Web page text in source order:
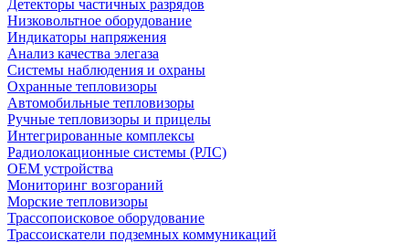
Детекторы частичных разрядов
Низковольтное оборудование
Индикаторы напряжения
Анализ качества элегаза
Системы наблюдения и охраны
Охранные тепловизоры
Автомобильные тепловизоры
Ручные тепловизоры и прицелы
Интегрированные комплексы
Радиолокационные системы (РЛС)
OEM устройства
Мониторинг возгораний
Морские тепловизоры
Трассопоисковое оборудование
Трассоискатели подземных коммуникаций